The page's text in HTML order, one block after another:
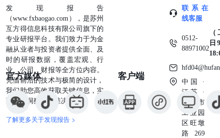
发现报告
（www.fxbaogao.com），是苏州
互方得信息科技有限公司旗下的
专业研报平台。我们致力于为金
融从业者与投资者提供全面、及
时的研报数据，覆盖宏观、行
业、公司、财报等全方位内容。
凭借前沿的技术与极简的设计，
我们助您高效获取关键信息，实
现深度洞察与精准决策。
了解更多关于发现报告 >
官方媒体 客户端
联系在
线客服
0512-
88971002
日
中国 ·
江苏 ·
苏州市
工业园
区旺墩
路269